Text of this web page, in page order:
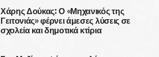
Χάρης Δούκας: Ο «Μηχανικός της
Γειτονιάς» φέρνει άμεσες λύσεις σε
σχολεία και δημοτικά κτίρια